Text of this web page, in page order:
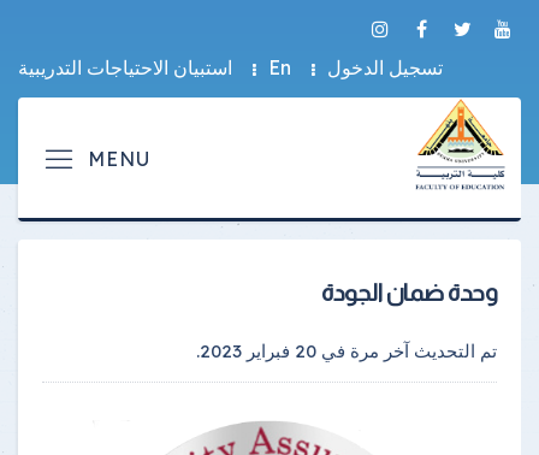
تسجيل الدخول En استبيان الاحتياجات التدريبية
وحدة ضمان الجودة
تم التحديث آخر مرة في 20 فبراير 2023 .